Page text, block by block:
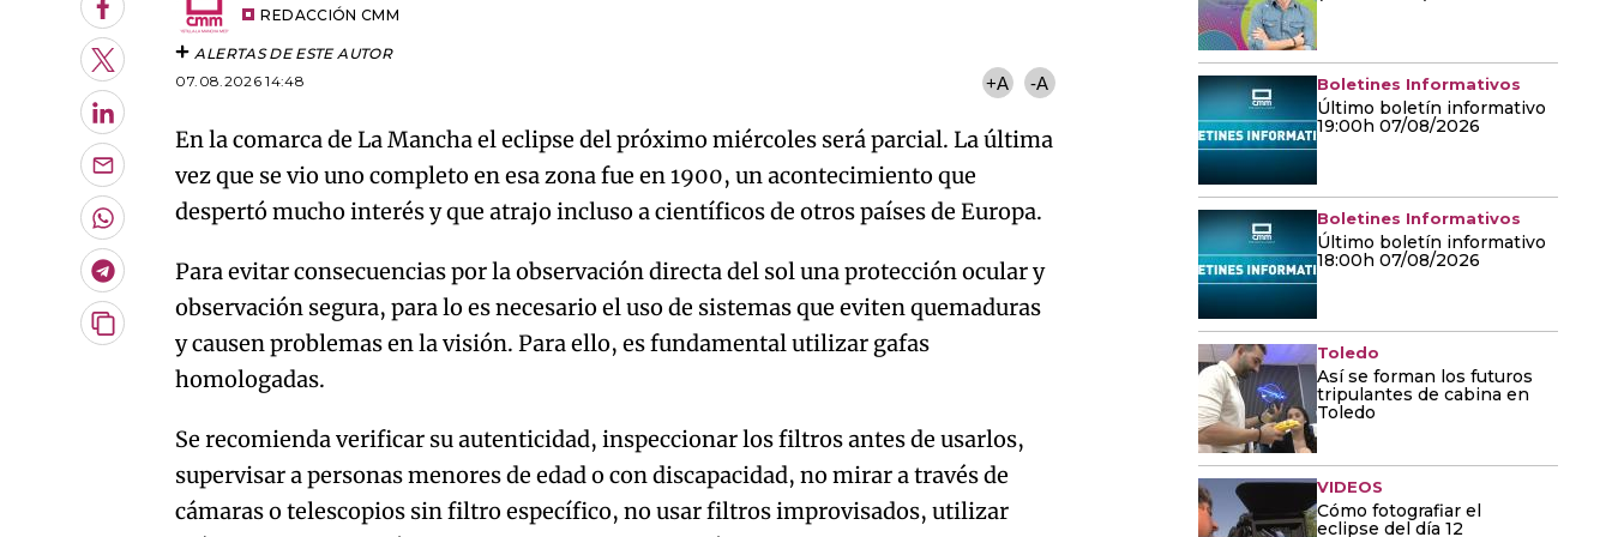
Facebook
Twitter
LinkedIn
Enviar
por
Email
Whatsapp
Telegram
Copiar
REDACCIÓN CMM
ALERTAS DE ESTE AUTOR
07.08.2026 14:48
+A -A
En la comarca de La Mancha el eclipse del próximo miércoles será parcial. La última
vez que se vio uno completo en esa zona fue en 1900, un acontecimiento que
despertó mucho interés y que atrajo incluso a científicos de otros países de Europa.
Para evitar consecuencias por la observación directa del sol una protección ocular y
observación segura, para lo es necesario el uso de sistemas que eviten quemaduras
y causen problemas en la visión. Para ello, es fundamental utilizar gafas
homologadas.
Se recomienda verificar su autenticidad, inspeccionar los filtros antes de usarlos,
supervisar a personas menores de edad o con discapacidad, no mirar a través de
cámaras o telescopios sin filtro específico, no usar filtros improvisados, utilizar
Boletines Informativos
Último boletín informativo
19:00h 07/08/2026
Boletines Informativos
Último boletín informativo
18:00h 07/08/2026
Toledo
Así se forman los futuros
tripulantes de cabina en
Toledo
VIDEOS
Cómo fotografiar el
eclipse del día 12